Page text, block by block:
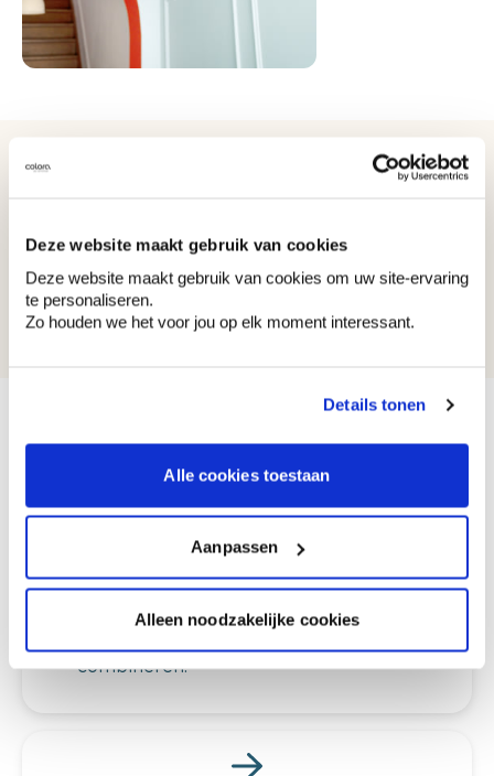
Deze website maakt gebruik van cookies
Deze website maakt gebruik van cookies om uw site-ervaring
te personaliseren.
Zo houden we het voor jou op elk moment interessant.
Details tonen
Alle cookies toestaan
Aanpassen
Alleen noodzakelijke cookies
WE Y87
White Butterfly
Ontdek er kleurechte stalen van je
kleurenselectie.
Bekijk er de bijhorende tinten om je kleur
Krijg persoonlijk advies om kleuren te
combineren.